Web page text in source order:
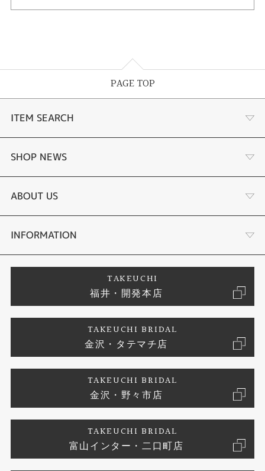
PAGE TOP
ITEM SEARCH
婚約指輪
結婚指輪
セットリング
婚約ネックレス
エタニティリング
SHOP NEWS
ふくい時計宝石修理研究所
タケウチのこだわり
プロポーズサポート
ブランドリスト
ジュエリーリフォーム
ABOUT US
会社概要
お客様の声
INFORMATION
プライバシーポリシー
TAKEUCHI
福井・開発本店
TAKEUCHI BRIDAL
金沢・タテマチ店
TAKEUCHI BRIDAL
金沢・野々市店
TAKEUCHI BRIDAL
富山インター・二口町店